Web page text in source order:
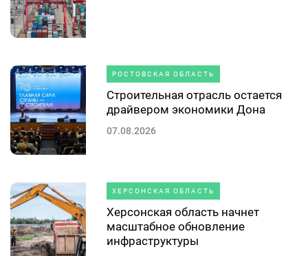
РОСТОВСКАЯ ОБЛАСТЬ
Строительная отрасль остается
драйвером экономики Дона
07.08.2026
ХЕРСОНСКАЯ ОБЛАСТЬ
Херсонская область начнет
масштабное обновление
инфраструктуры